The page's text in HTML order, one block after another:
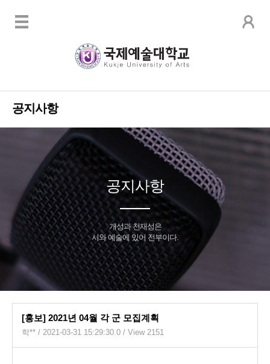
공지사항
공지사항
개성과 천재성은
시와 예술에 있어 전부이다.
[홍보] 2021년 04월 각 군 모집계획
학** / 2021-03-31 15:29:30.0 / View 2151